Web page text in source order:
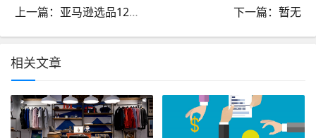
上一篇：亚马逊选品12个字方针 下一篇：暂无
相关文章